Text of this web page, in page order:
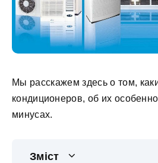
Мы расскажем здесь о том,
кондиционеров, об их
минусах.
Зміст